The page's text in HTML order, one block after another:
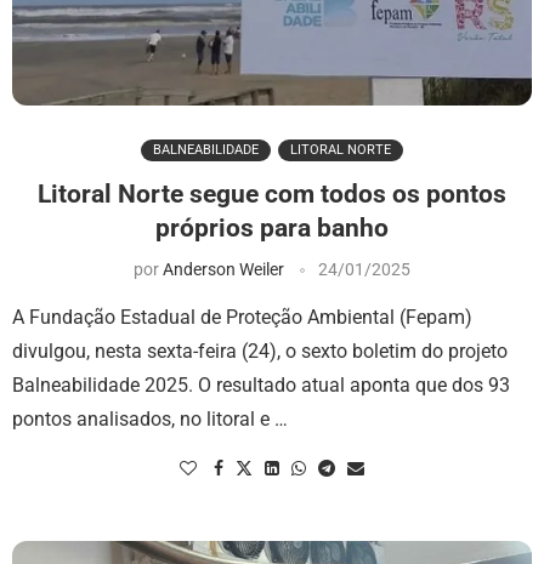
BALNEABILIDADE LITORAL NORTE
Litoral Norte segue com todos os pontos
próprios para banho
porAnderson Weiler 24/01/2025
A Fundação Estadual de Proteção Ambiental (Fepam)
divulgou, nesta sexta-feira (24), o sexto boletim do projeto
Balneabilidade 2025. O resultado atual aponta que dos 93
pontos analisados, no litoral e …